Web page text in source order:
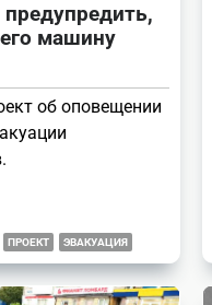
машину
об оповещении
ПРОЕКТ ЭВАКУАЦИЯ